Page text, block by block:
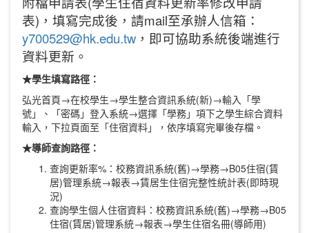
表)，填寫完成後，請mail至承辦人信箱：
y700529@hk.edu.tw，即可協助系統後端進行
資料更新。
★學生填寫路徑：
弘光首頁→在校學生→學生整合資訊系統(新)→輸入「學
號」、「密碼」登入系統→選擇「學務」項下之學生綜合資料
輸入，下拉頁面至「住宿資料」，依序填寫完畢後存檔。
★導師查詢路徑：
查詢更新率%：校務資訊系統(舊)→學務→B05住宿(賃
居)管理系統→報表→賃居生住宿完整性統計表(即時現
況)
查詢學生個人住宿資料：校務資訊系統(舊)→學務→B05
住宿(賃居)管理系統→報表→學生住宿名冊(導師用)